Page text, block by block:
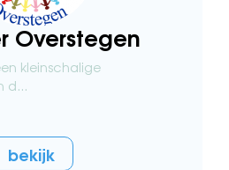
Overstegen
kleinschalige
d...
bekijk